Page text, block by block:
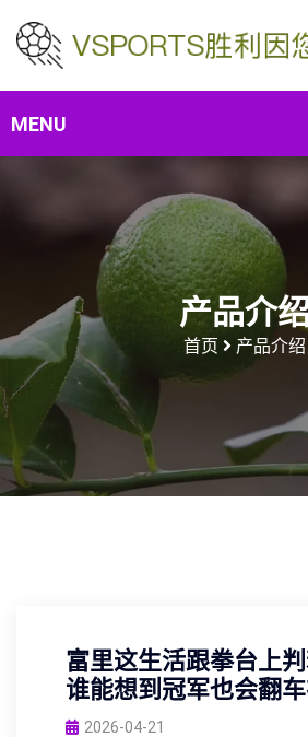
产品介
首页 产品介绍
富里这生活跟拳台上判
谁能想到冠军也会翻车
2026-04-21